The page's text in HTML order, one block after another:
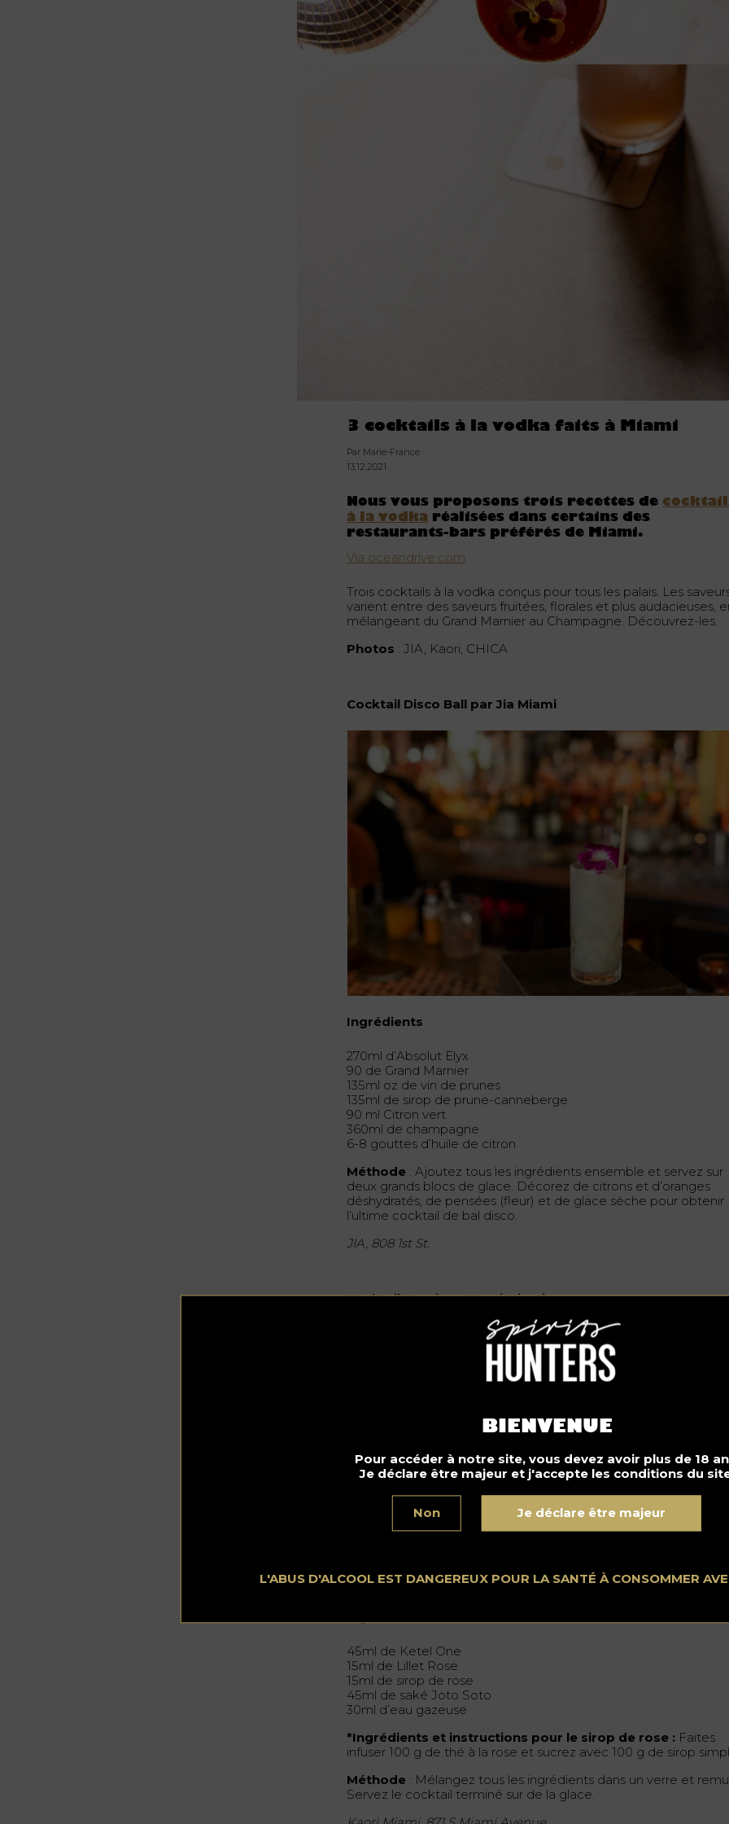
BIENVENUE
Pour accéder à notre site, vous devez avoir plus de 18
Je déclare être majeur et j'accepte les conditions du
Non Je déclare être majeur
L'ABUS D'ALCOOL EST DANGEREUX POUR LA SANTÉ À CONSOMMER
3 cocktails à la vodka faits à Miami
Par Marie-France
13.12.2021
Nous vous proposons trois recettes de
à la vodka réalisées dans certains des
restaurants-bars préférés de Miami.
Via oceandrive.com
Trois cocktails à la vodka conçus pour tous les palais. Les
varient entre des saveurs fruitées, florales et plus audacieuses,
mélangeant du Grand Marnier au Champagne. Découvrez-les.
Photos : JIA, Kaori, CHICA
Cocktail Disco Ball par Jia Miami
Ingrédients
270ml d’Absolut Elyx
90 de Grand Marnier
135ml oz de vin de prunes
135ml de sirop de prune-canneberge
90 ml Citron vert
360ml de champagne
6-8 gouttes d’huile de citron
Méthode : Ajoutez tous les ingrédients ensemble et servez sur
deux grands blocs de glace. Décorez de citrons et d’oranges
déshydratés, de pensées (fleur) et de glace sèche pour obtenir
l’ultime cocktail de bal disco.
JIA, 808 1st St.
Cocktail Kaori par Kaori Miami
45ml de Ketel One
15ml de Lillet Rose
15ml de sirop de rose
45ml de saké Joto Soto
30ml d’eau gazeuse
*Ingrédients et instructions pour le sirop de rose : Faites
infuser 100 g de thé à la rose et sucrez avec 100 g de sirop
Méthode : Mélangez tous les ingrédients dans un verre et
Servez le cocktail terminé sur de la glace.